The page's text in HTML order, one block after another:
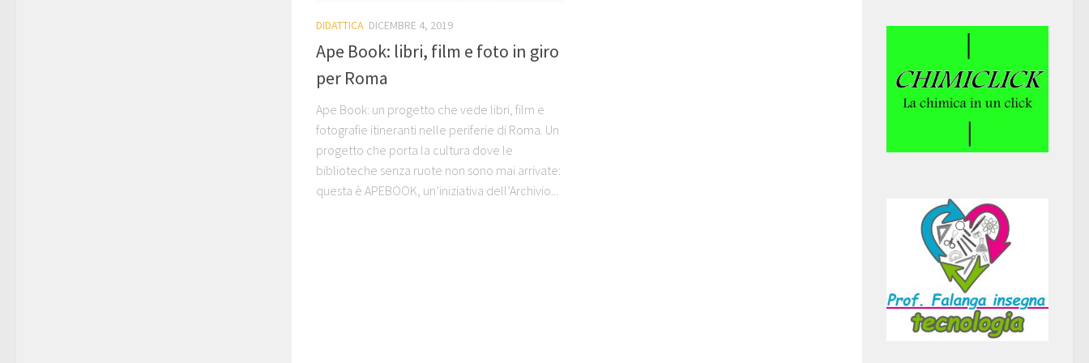
DIDATTICA DICEMBRE 4, 2019
Ape Book: libri, film e foto in giro
per Roma
Ape Book: un progetto che vede libri, film e
fotografie itineranti nelle periferie di Roma. Un
progetto che porta la cultura dove le
biblioteche senza ruote non sono mai arrivate:
questa è APEBOOK, un’iniziativa dell’Archivio...